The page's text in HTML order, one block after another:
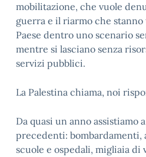
mobilitazione, che vuole
guerra e il riarmo che
Paese dentro uno scenario
mentre si lasciano senza
servizi pubblici.
La Palestina chiama, noi
Da quasi un anno assistiamo
precedenti: bombardamenti,
scuole e ospedali, migliaia